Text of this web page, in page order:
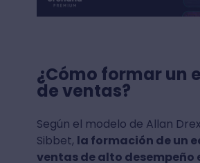
¿Cómo formar un
de ventas?
Según el modelo de Allan
Sibbet, la formación de un
ventas de alto desempeño